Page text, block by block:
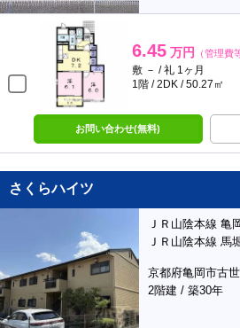
6.45 万円 （管理費
敷 － / 礼 1ヶ月
1階 / 2DK / 50.27㎡
お問い合わせ(無料)
さくらハイツ
ＪＲ山陰本線 亀
ＪＲ山陰本線 馬
京都府亀岡市古
2階建 / 築30年